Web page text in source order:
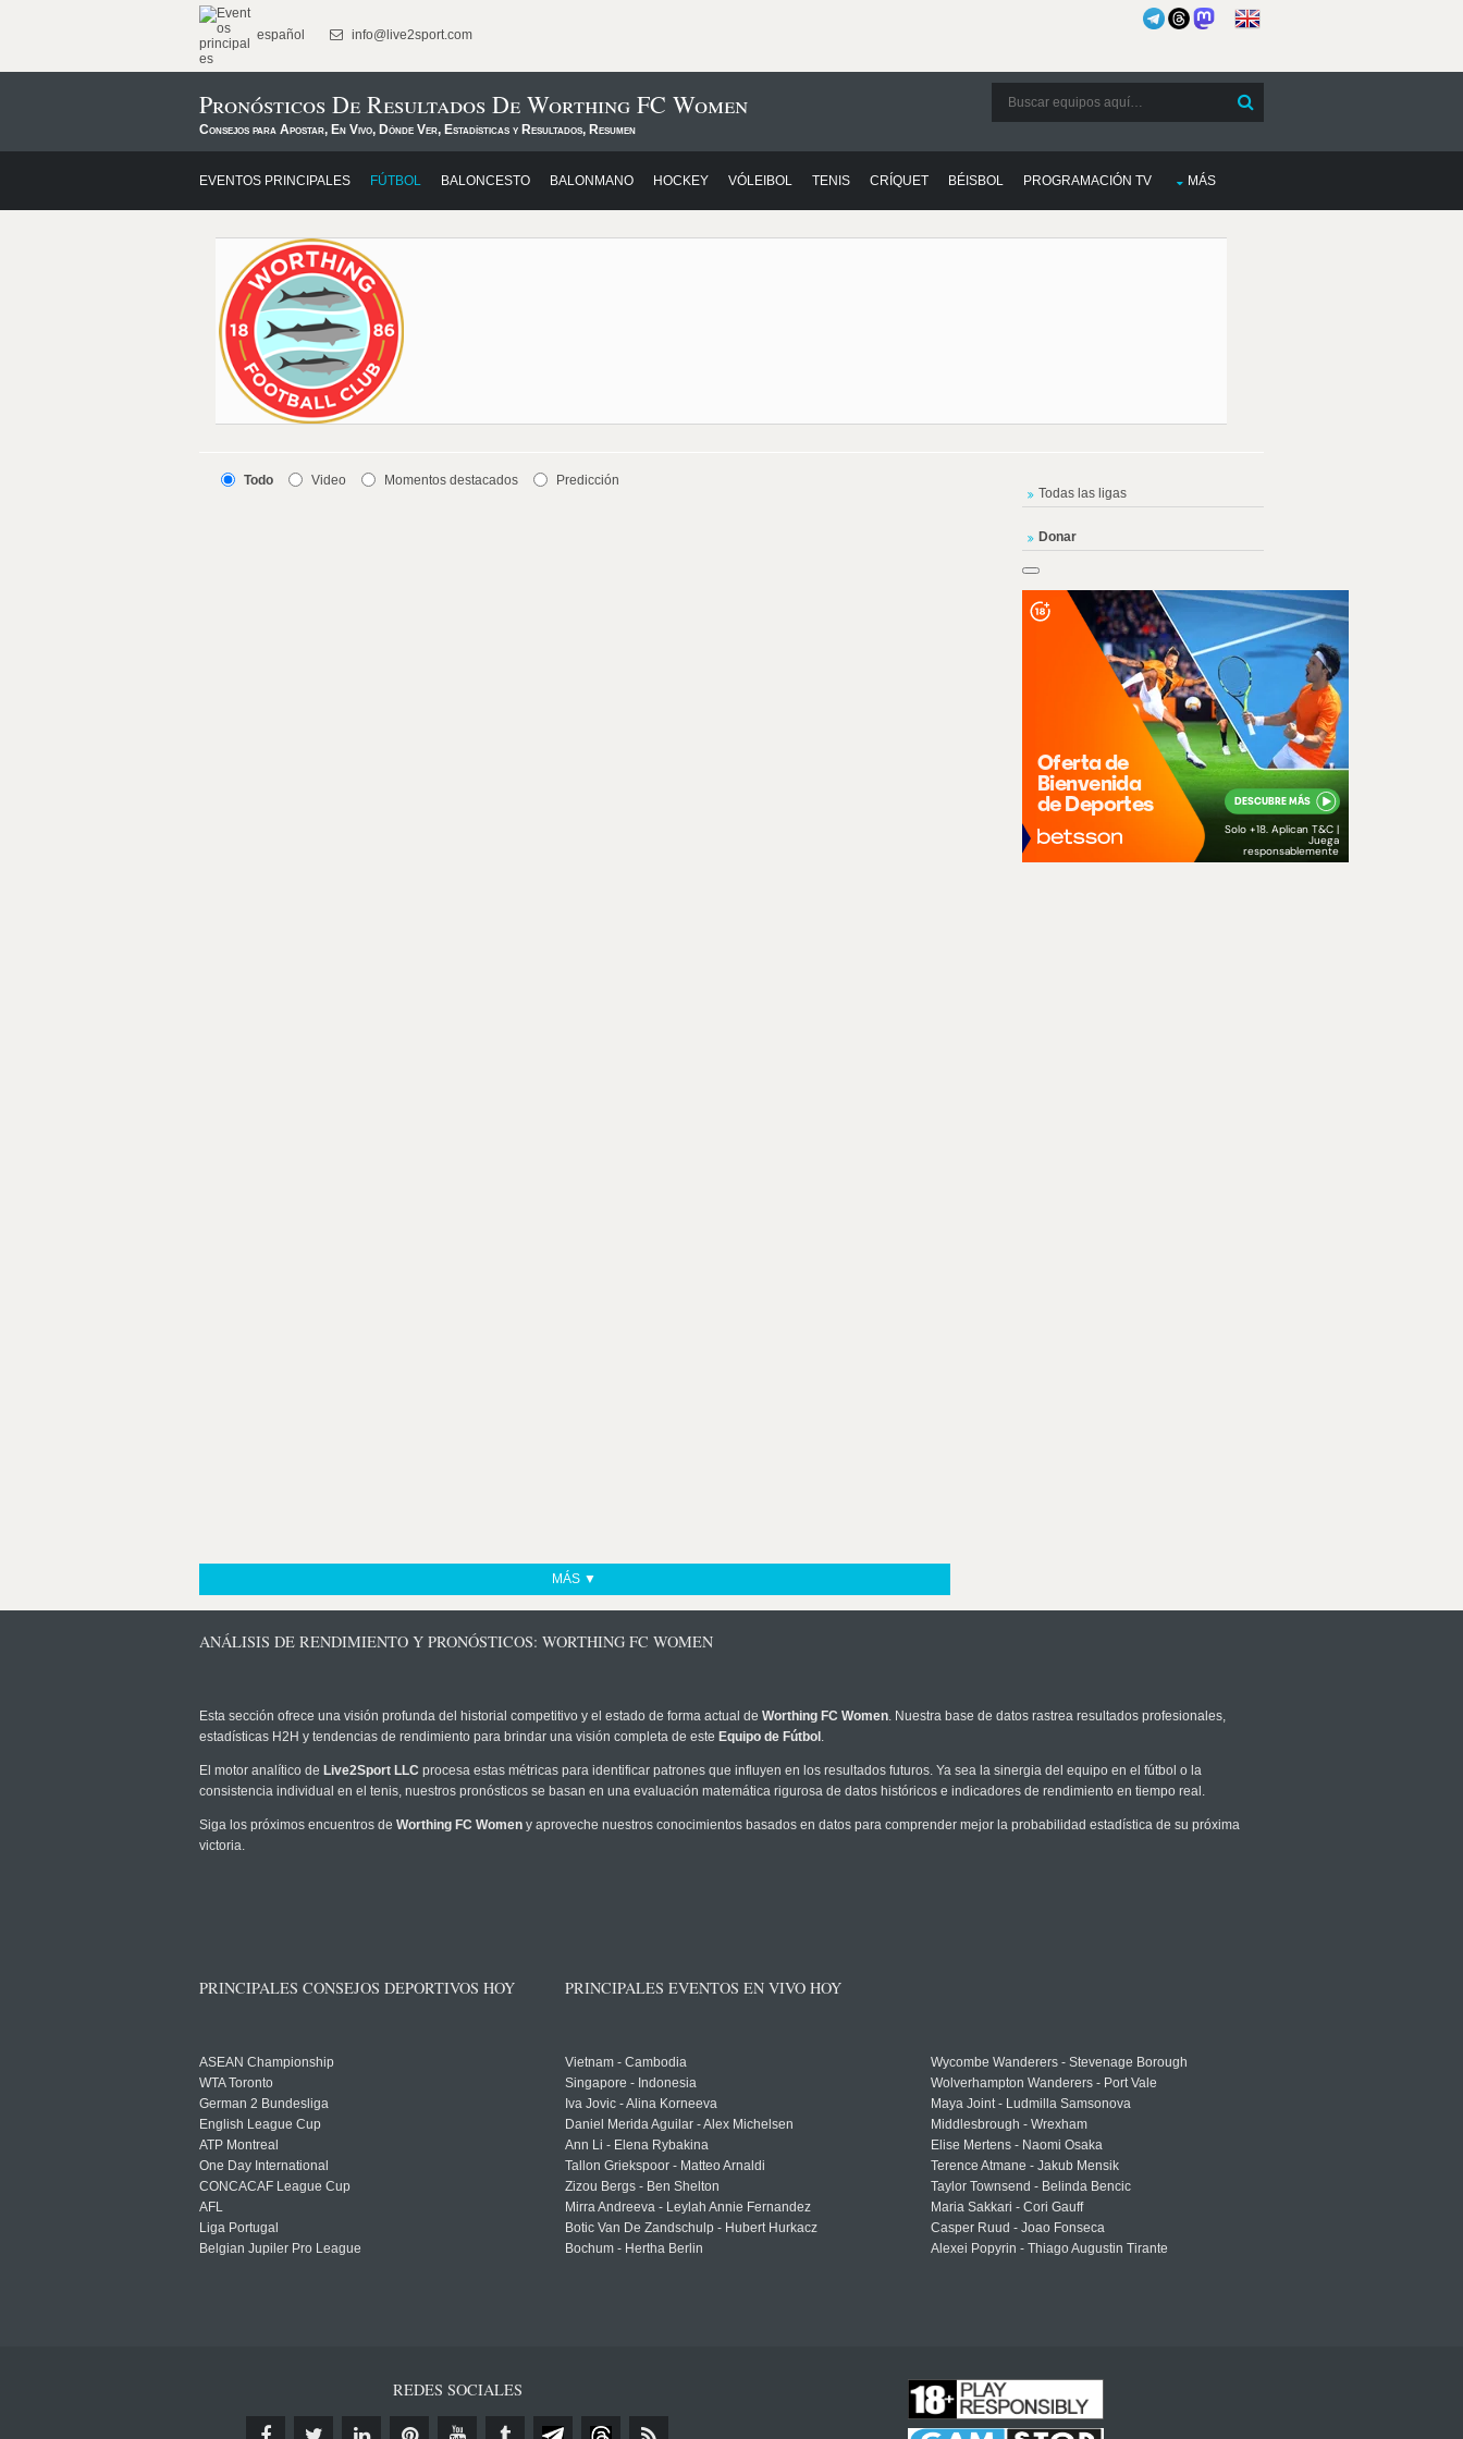
español info@live2sport.com
Pronósticos De Resultados De Worthing FC Women
Consejos para Apostar, En Vivo, Dónde Ver, Estadísticas y Resultados, Resumen
EVENTOS PRINCIPALES FÚTBOL BALONCESTO BALONMANO HOCKEY VÓLEIBOL TENIS CRÍQUET BÉISBOL PROGRAMACIÓN TV MÁS
Todo Video Momentos destacados Predicción
MÁS ▼
Todas las ligas
Donar
ANÁLISIS DE RENDIMIENTO Y PRONÓSTICOS: WORTHING FC WOMEN
Esta sección ofrece una visión profunda del historial competitivo y el estado de forma actual de Worthing FC Women. Nuestra base de datos rastrea resultados profesionales,
estadísticas H2H y tendencias de rendimiento para brindar una visión completa de este Equipo de Fútbol .
El motor analítico de Live2Sport LLC procesa estas métricas para identificar patrones que influyen en los resultados futuros. Ya sea la sinergia del equipo en el fútbol o la
consistencia individual en el tenis, nuestros pronósticos se basan en una evaluación matemática rigurosa de datos históricos e indicadores de rendimiento en tiempo real.
Siga los próximos encuentros de Worthing FC Women y aproveche nuestros conocimientos basados en datos para comprender mejor la probabilidad estadística de su próxima
victoria.
PRINCIPALES CONSEJOS DEPORTIVOS HOY
ASEAN Championship
WTA Toronto
German 2 Bundesliga
English League Cup
ATP Montreal
One Day International
CONCACAF League Cup
AFL
Liga Portugal
Belgian Jupiler Pro League
PRINCIPALES EVENTOS EN VIVO HOY
Vietnam - Cambodia
Singapore - Indonesia
Iva Jovic - Alina Korneeva
Daniel Merida Aguilar - Alex Michelsen
Ann Li - Elena Rybakina
Tallon Griekspoor - Matteo Arnaldi
Zizou Bergs - Ben Shelton
Mirra Andreeva - Leylah Annie Fernandez
Botic Van De Zandschulp - Hubert Hurkacz
Bochum - Hertha Berlin
Wycombe Wanderers - Stevenage Borough
Wolverhampton Wanderers - Port Vale
Maya Joint - Ludmilla Samsonova
Middlesbrough - Wrexham
Elise Mertens - Naomi Osaka
Terence Atmane - Jakub Mensik
Taylor Townsend - Belinda Bencic
Maria Sakkari - Cori Gauff
Casper Ruud - Joao Fonseca
Alexei Popyrin - Thiago Augustin Tirante
REDES SOCIALES